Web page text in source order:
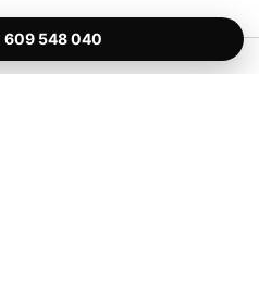
609 548 040